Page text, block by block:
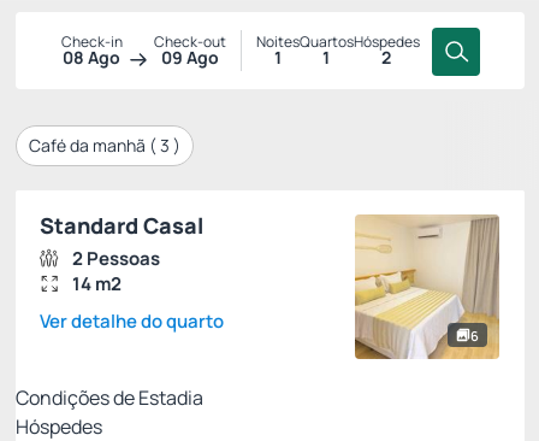
Check-in
08 Ago
Check-out
09 Ago
Noites
1
Quartos
1
Hóspedes
2
Café da manhã ( 3 )
6
Standard Casal
2 Pessoas
14 m2
Ver detalhe do quarto
Condições de Estadia
Hóspedes